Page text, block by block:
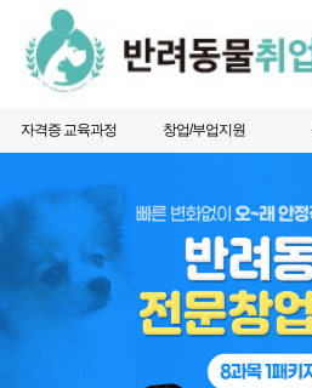
자격증 교육과정 창업/부업지원